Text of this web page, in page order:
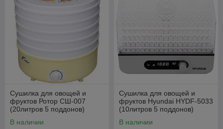
Сушилка для овощей и
фруктов Ротор СШ-007
(20литров 5 поддонов)
В наличии
Сушилка для овощей и
фруктов Hyundai HYDF-5033
(10литров 5 поддонов)
В наличии